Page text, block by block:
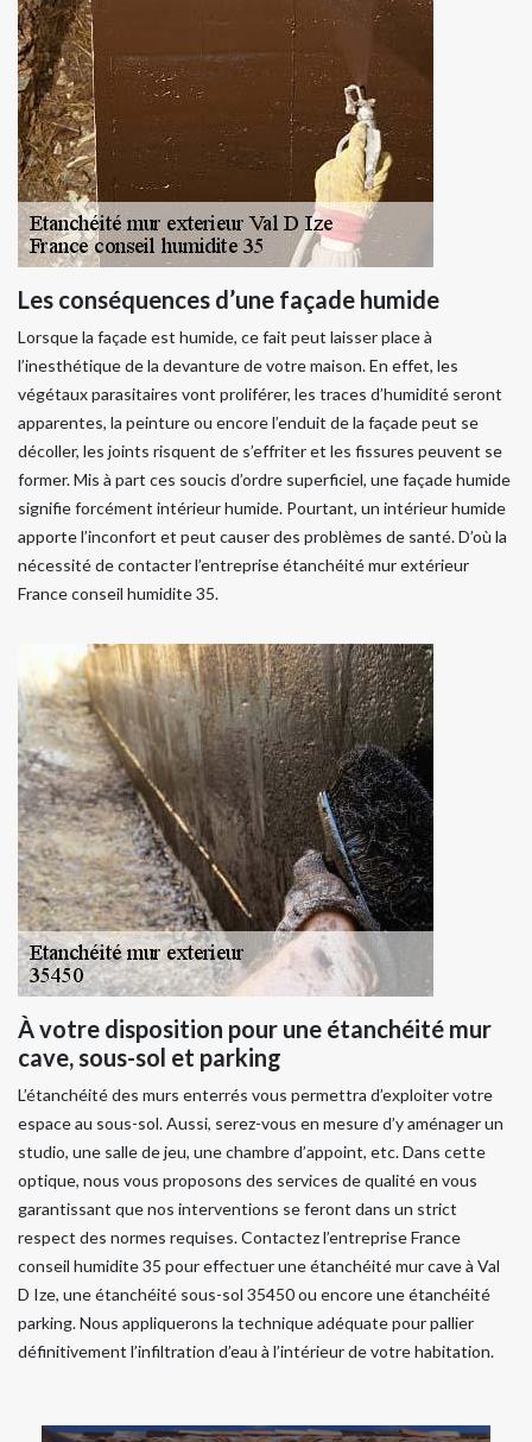
Les conséquences d’une façade humide
Lorsque la façade est humide, ce fait peut laisser place à
l’inesthétique de la devanture de votre maison. En effet, les
végétaux parasitaires vont proliférer, les traces d’humidité seront
apparentes, la peinture ou encore l’enduit de la façade peut se
décoller, les joints risquent de s’effriter et les fissures peuvent se
former. Mis à part ces soucis d’ordre superficiel, une façade humide
signifie forcément intérieur humide. Pourtant, un intérieur humide
apporte l’inconfort et peut causer des problèmes de santé. D’où la
nécessité de contacter l’entreprise étanchéité mur extérieur
France conseil humidite 35.
À votre disposition pour une étanchéité mur
cave, sous-sol et parking
L’étanchéité des murs enterrés vous permettra d’exploiter votre
espace au sous-sol. Aussi, serez-vous en mesure d’y aménager un
studio, une salle de jeu, une chambre d’appoint, etc. Dans cette
optique, nous vous proposons des services de qualité en vous
garantissant que nos interventions se feront dans un strict
respect des normes requises. Contactez l’entreprise France
conseil humidite 35 pour effectuer une étanchéité mur cave à Val
D Ize, une étanchéité sous-sol 35450 ou encore une étanchéité
parking. Nous appliquerons la technique adéquate pour pallier
définitivement l’infiltration d’eau à l’intérieur de votre habitation.